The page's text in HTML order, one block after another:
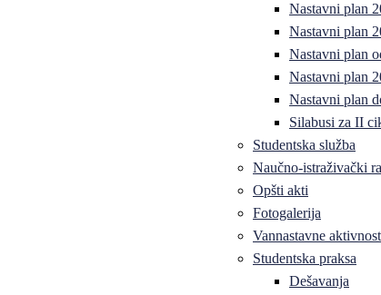
Nastavni plan
Nastavni plan
Nastavni plan
Nastavni plan
Nastavni plan
Silabusi za II
Studentska služba
Naučno-istraživački
Opšti akti
Fotogalerija
Vannastavne
Studentska praksa
Dešavanja